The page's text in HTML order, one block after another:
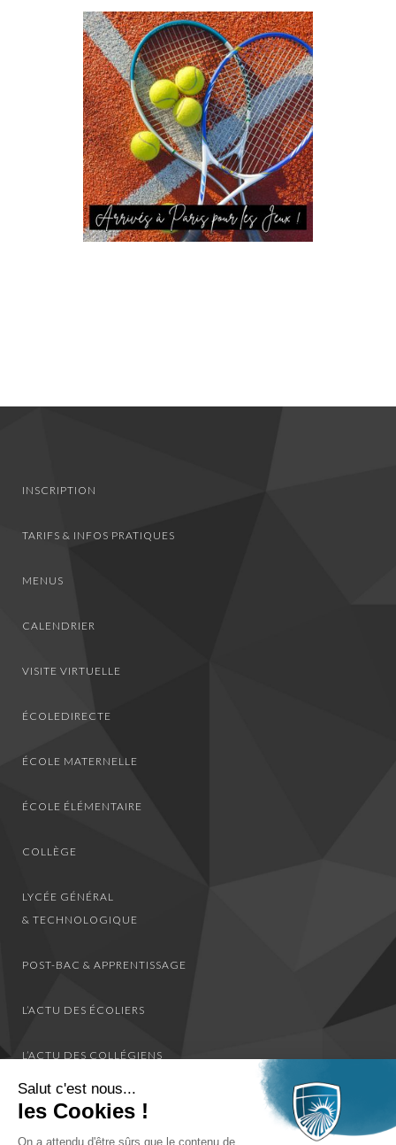
INSCRIPTION
TARIFS & INFOS PRATIQUES
MENUS
CALENDRIER
VISITE VIRTUELLE
ÉCOLEDIRECTE
ÉCOLE MATERNELLE
ÉCOLE ÉLÉMENTAIRE
COLLÈGE
LYCÉE GÉNÉRAL
& TECHNOLOGIQUE
POST-BAC & APPRENTISSAGE
L’ACTU DES ÉCOLIERS
L’ACTU DES COLLÉGIENS
L’ACTU DES LYCÉENS
Salut c'est nous...
les Cookies !
On a attendu d'être sûrs que le contenu de